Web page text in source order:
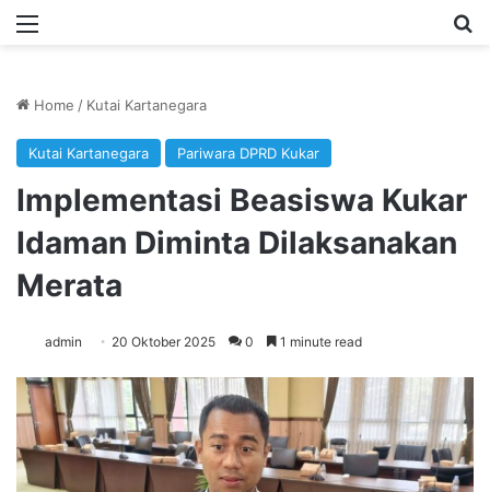
Menu
Home / Kutai Kartanegara
Kutai Kartanegara Pariwara DPRD Kukar
Implementasi Beasiswa Kukar
Idaman Diminta Dilaksanakan
Merata
admin 20 Oktober 2025 0 1 minute read